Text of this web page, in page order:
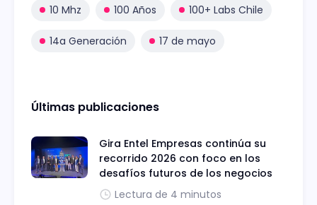
10 Mhz 100 Años 100+ Labs Chile
14a Generación 17 de mayo
Últimas publicaciones
Gira Entel Empresas continúa su
recorrido 2026 con foco en los
desafíos futuros de los negocios
Lectura de 4 minutos